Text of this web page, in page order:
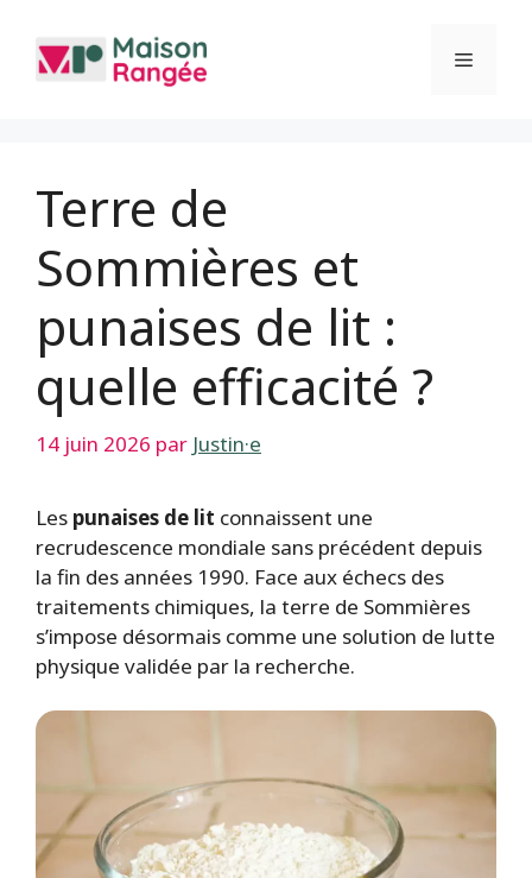
contenu
Menu
Terre de
Sommières et
punaises de lit :
quelle efficacité ?
14 juin 2026 par Justin·e
Les punaises de lit connaissent une
recrudescence mondiale sans précédent depuis
la fin des années 1990. Face aux échecs des
traitements chimiques, la terre de Sommières
s’impose désormais comme une solution de lutte
physique validée par la recherche.